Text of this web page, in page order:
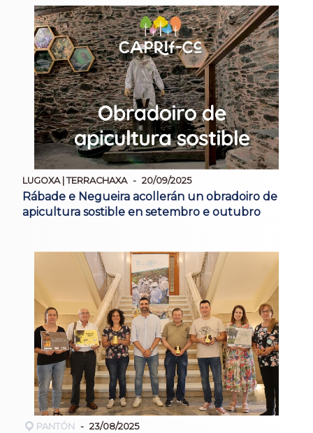
LUGOXA | TERRACHAXA 20/09/2025
Rábade e Negueira acollerán un obradoiro de
apicultura sostible en setembro e outubro
PANTÓN 23/08/2025